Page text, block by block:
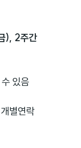
), 2주간
있음
별연락